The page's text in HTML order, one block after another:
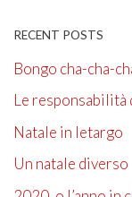
RECENT POSTS
Bongo cha-cha-
Le responsabilità
Natale in letargo
Un natale diverso